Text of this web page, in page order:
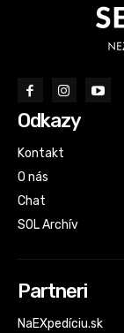
Odkazy
Kontakt
O nás
Chat
SOL Archív
Partneri
NaEXpedíciu.sk